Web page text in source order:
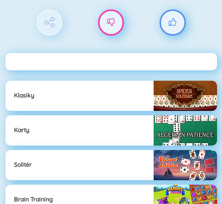
Klasiky
Karty
Solitér
Brain Training